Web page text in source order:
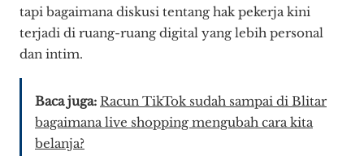
tapi bagaimana diskusi tentang hak pekerja kini
terjadi di ruang-ruang digital yang lebih personal
dan intim.
Baca juga: Racun TikTok sudah sampai di Blitar
bagaimana live shopping mengubah cara kita
belanja?